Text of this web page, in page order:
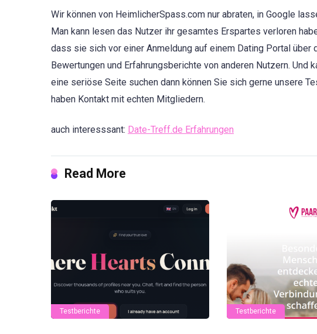
Wir können von HeimlicherSpass.com nur abraten, in Google
Man kann lesen das Nutzer ihr gesamtes Erspartes verloren
dass sie sich vor einer Anmeldung auf einem Dating Portal
Bewertungen und Erfahrungsberichte von anderen Nutzern.
eine seriöse Seite suchen dann können Sie sich gerne unsere
haben Kontakt mit echten Mitgliedern.
auch interesssant: Date-Treff.de Erfahrungen
Read More
Testberichte Testberichte